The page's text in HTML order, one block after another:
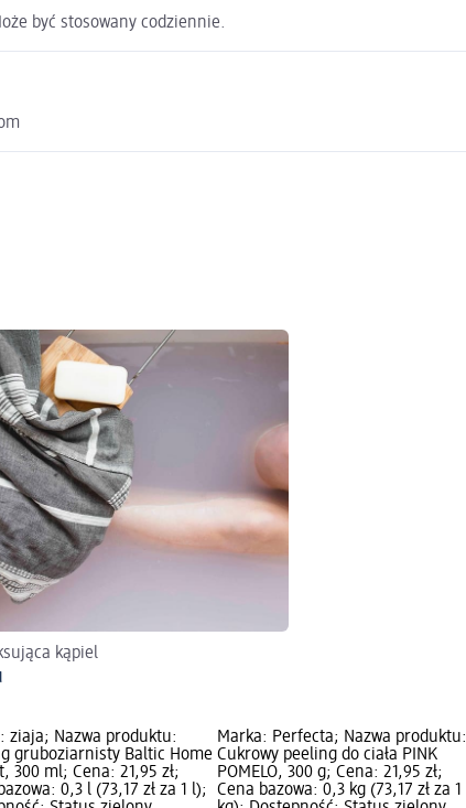
być stosowany codziennie.
kąpiel
ziaja; Nazwa produktu:
gruboziarnisty Baltic Home
300 ml; Cena: 21,95 zł;
0,3 l (73,17 zł za 1 l);
Marka: Perfecta; Nazwa produktu:
Cukrowy peeling do ciała PINK
POMELO, 300 g; Cena: 21,95 zł;
Cena bazowa: 0,3 kg (73,17 zł za 1